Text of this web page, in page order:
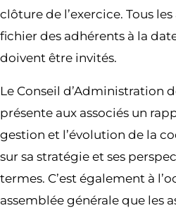
clôture de l’exercice. Tous
fichier des adhérents à la
doivent être invités.
Le Conseil d’Administration
présente aux associés un
gestion et l’évolution de la
sur sa stratégie et ses
termes. C’est également à
assemblée générale que les